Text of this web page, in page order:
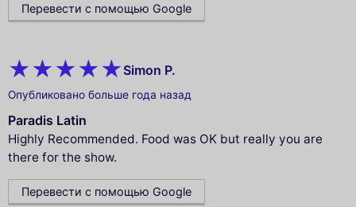
Перевести с помощью Google
Simon P.
Опубликовано больше года назад
Paradis Latin
Highly Recommended. Food was OK but really you are
there for the show.
Перевести с помощью Google